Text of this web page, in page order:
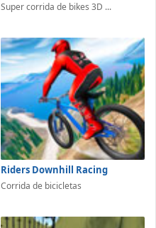
Super corrida de bikes 3D ...
Riders Downhill Racing
Corrida de bicicletas